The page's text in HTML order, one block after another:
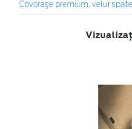
Covoraşe premium, velur